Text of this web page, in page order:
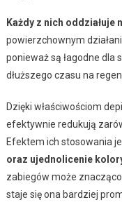
Każdy z nich oddziałuje
powierzchownym
ponieważ są łagodne dla
dłuższego czasu na
Dzięki właściwościom
efektywnie redukują
Efektem ich stosowania
oraz ujednolicenie
zabiegów może
staje się ona bardziej